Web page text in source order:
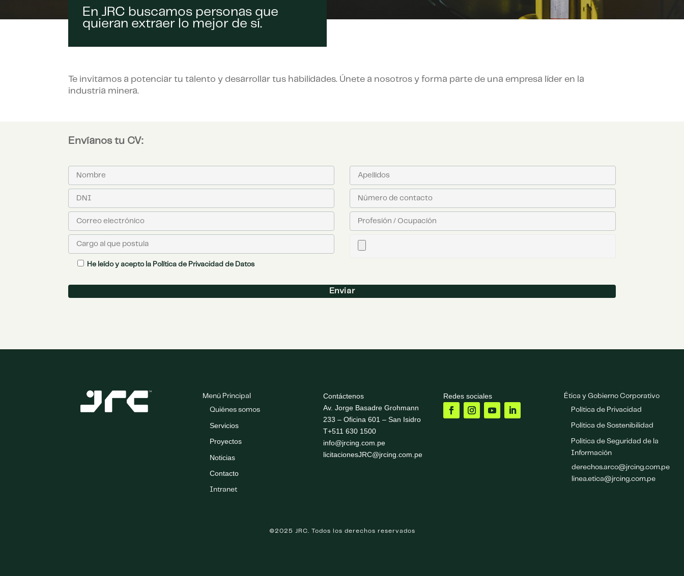
En JRC buscamos personas que
quieran extraer lo mejor de sí.
Te invitamos a potenciar tu talento y desarrollar tus habilidades. Únete a nosotros y forma parte de una empresa líder en la
industria minera.
Envíanos tu CV:
He leído y acepto la Política de Privacidad de Datos
Menú Principal
Quiénes somos
Servicios
Proyectos
Noticias
Contacto
Intranet
Contáctenos
Av. Jorge Basadre Grohmann
233 – Oficina 601 – San Isidro
T+511 630 1500
info@jrcing.com.pe
licitacionesJRC@jrcing.com.pe
Redes sociales
Ética y Gobierno Corporativo
Política de Privacidad
Política de Sostenibilidad
Política de Seguridad de la
Información
derechos.arco@jrcing.com.pe
linea.etica@jrcing.com.pe
©2025 JRC. Todos los derechos reservados